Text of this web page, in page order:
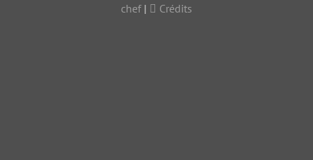
chef| Crédits